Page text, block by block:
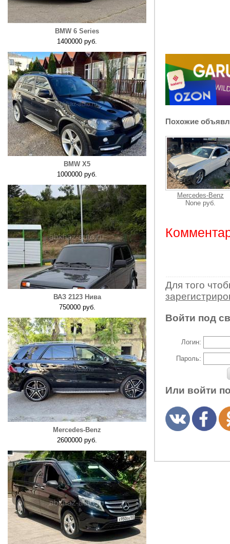
BMW 6 Series
1400000 руб.
BMW X5
1000000 руб.
ВАЗ 2123 Нива
750000 руб.
Mercedes-Benz
2600000 руб.
Похожие
Mercedes-Benz
None руб.
Для того
Войти под
Логин:
Пароль:
Или войти